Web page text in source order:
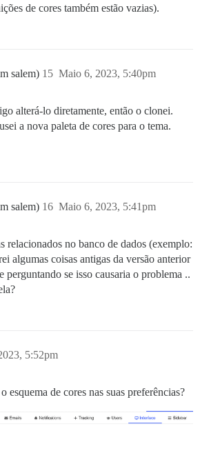
de cores também estão vazias).
salem) Maio 6, 2023, 5:40pm
15
alterá-lo diretamente, então o clonei.
a nova paleta de cores para o tema.
salem) Maio 6, 2023, 5:41pm
16
relacionados no banco de dados (exemplo:
algumas coisas antigas da versão anterior
perguntando se isso causaria o problema ..
5:52pm
esquema de cores nas suas preferências?